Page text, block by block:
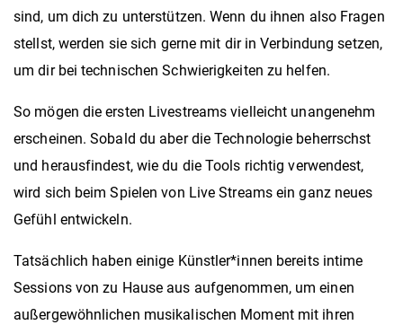
sind, um dich zu unterstützen. Wenn du ihnen also Fragen
stellst, werden sie sich gerne mit dir in Verbindung setzen,
um dir bei technischen Schwierigkeiten zu helfen.
So mögen die ersten Livestreams vielleicht unangenehm
erscheinen. Sobald du aber die Technologie beherrschst
und herausfindest, wie du die Tools richtig verwendest,
wird sich beim Spielen von Live Streams ein ganz neues
Gefühl entwickeln.
Tatsächlich haben einige Künstler*innen bereits intime
Sessions von zu Hause aus aufgenommen, um einen
außergewöhnlichen musikalischen Moment mit ihren